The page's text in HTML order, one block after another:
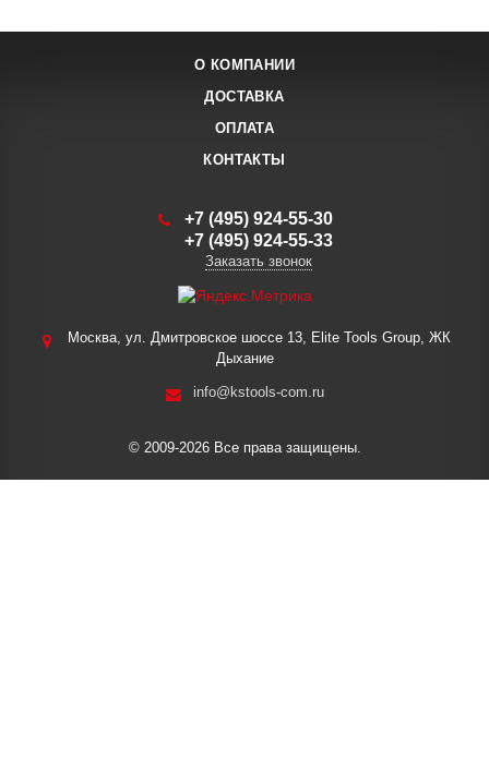
О КОМПАНИИ
ДОСТАВКА
ОПЛАТА
КОНТАКТЫ
+7 (495) 924-55-30
+7 (495) 924-55-33
Заказать звонок
Москва, ул. Дмитровское шоссе 13, Elite Tools Group, ЖК
Дыхание
info@kstools-com.ru
© 2009-2026 Все права защищены.